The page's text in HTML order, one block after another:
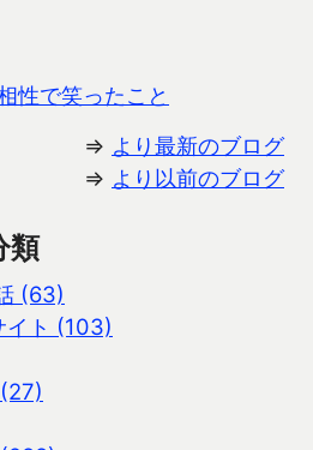
性で笑ったこと
⇒ より最新のブログ
⇒ より以前のブログ
類
(63)
イト (103)